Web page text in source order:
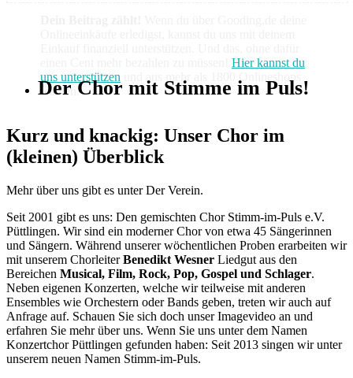
Der Chor mit Stimme im Puls!
Hier kannst du
uns unterstützen
wählen.
Kurz und knackig: Unser Chor im
(kleinen) Überblick
Mehr über uns gibt es unter Der Verein.
Seit 2001 gibt es uns: Den gemischten Chor Stimm-im-Puls e.V.
Püttlingen. Wir sind ein moderner Chor von etwa 45 Sängerinnen
und Sängern. Während unserer wöchentlichen Proben erarbeiten wir
mit unserem ChorleiterBenedikt Wesner Liedgut aus den
Bereichen Musical, Film, Rock, Pop, Gospel und Schlager.
Neben eigenen Konzerten, welche wir teilweise mit anderen
Ensembles wie Orchestern oder Bands geben, treten wir auch auf
Anfrage auf. Schauen Sie sich doch unser Imagevideo an und
erfahren Sie mehr über uns. Wenn Sie uns unter dem Namen
Konzertchor Püttlingen gefunden haben: Seit 2013 singen wir unter
unserem neuen Namen Stimm-im-Puls.